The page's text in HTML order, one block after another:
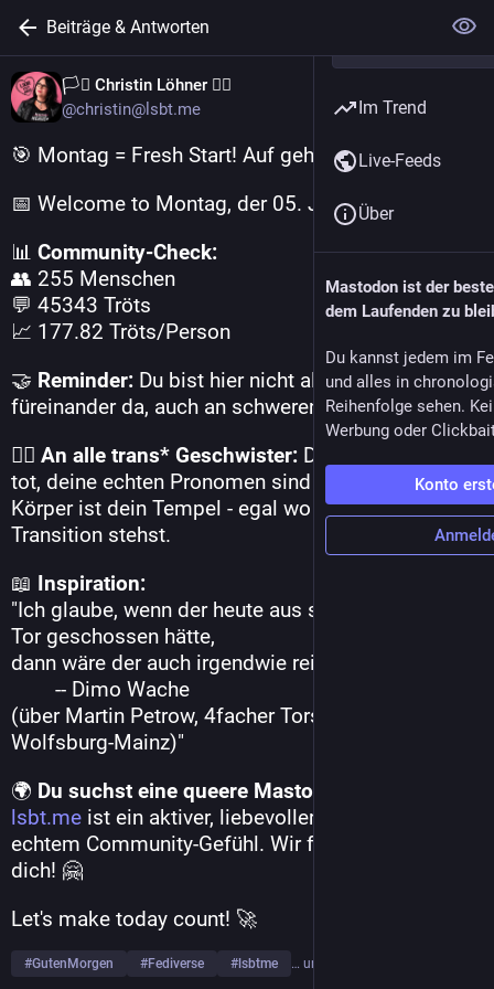
Beiträge & Antworten
🏳️‍⚧️ Christin Löhner 🏳️‍🌈
@christin@lsbt.me
🎯 Montag = Fresh Start! Auf geht's! 🎯
📅 Welcome to Montag, der 05. Januar 2026!
📊 Community-Check:
👥 255 Menschen
💬 45343 Tröts
📈 177.82 Tröts/Person
🤝 Reminder: Du bist hier nicht allein. Wir sind
füreinander da, auch an schweren Tagen.
🏳‍⚧ An alle trans* Geschwister: Dein Deadname ist
tot, deine echten Pronomen sind heilig, und dein
Körper ist dein Tempel - egal wo du in deiner
Transition stehst.
📖 Inspiration:
"Ich glaube, wenn der heute aus seinem Auto aufs
Tor geschossen hätte,
dann wäre der auch irgendwie rein gegangen.
        -- Dimo Wache
(über Martin Petrow, 4facher Torschütze bei
Wolfsburg-Mainz)"
🌍 Du suchst eine queere Mastodon-Heimat?
lsbt.me ist ein aktiver, liebevoller Safe Space mit
echtem Community-Gefühl. Wir freuen uns auf
dich! 🤗
Let's make today count! 🚀
#GutenMorgen #Fediverse # lsbtme … und 3 weitere
Im Trend
Live-Feeds
Über
Mastodon ist der
dem Laufenden zu
Du kannst jedem im
und alles in
Reihenfolge sehen.
Werbung oder
Konto